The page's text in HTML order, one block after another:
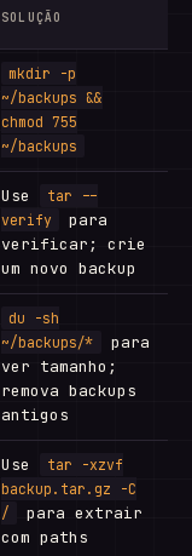
SOLUÇÃO
mkdir -p
~/backups &&
chmod 755
~/backups
Use
tar --
verify
para
verificar; crie
um novo backup
du -sh
~/backups/*
para
ver tamanho;
remova backups
antigos
Use
tar -xzvf
backup.tar.gz -C
/
para extrair
com paths